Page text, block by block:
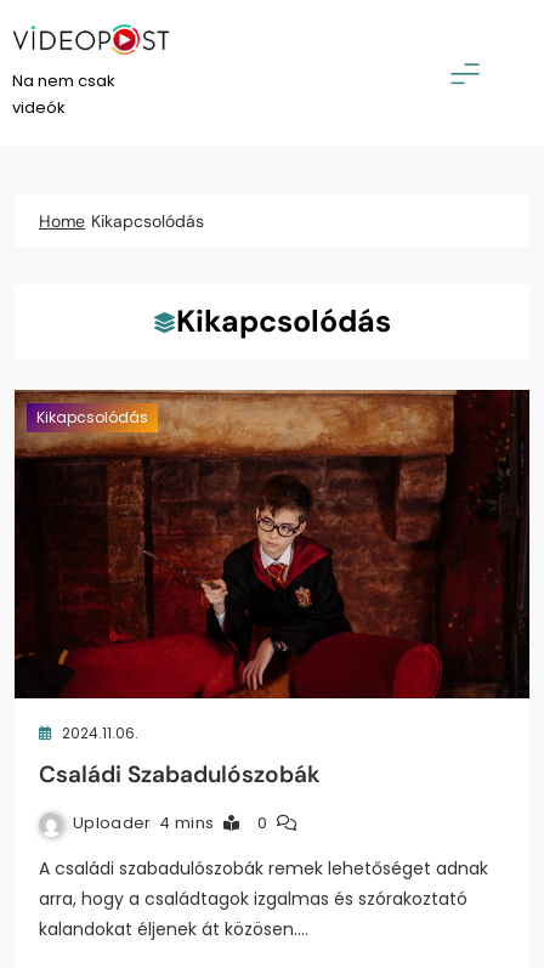
to
content
VideoPost
Na nem csak
videók
Home Kikapcsolódás
Kikapcsolódás
Kikapcsolódás
2024.11.06.
Családi Szabadulószobák
Uploader 4 mins 0
A családi szabadulószobák remek lehetőséget adnak
arra, hogy a családtagok izgalmas és szórakoztató
kalandokat éljenek át közösen.…